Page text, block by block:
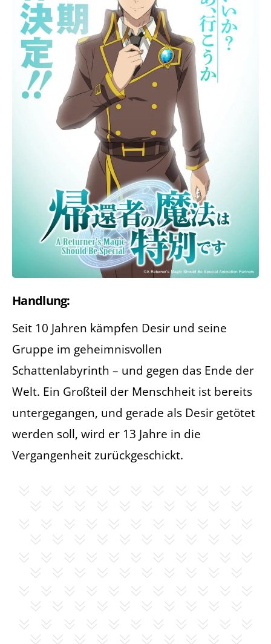
Handlung:
Seit 10 Jahren kämpfen Desir und seine
Gruppe im geheimnisvollen
Schattenlabyrinth – und gegen das Ende der
Welt. Ein Großteil der Menschheit ist bereits
untergegangen, und gerade als Desir getötet
werden soll, wird er 13 Jahre in die
Vergangenheit zurückgeschickt.